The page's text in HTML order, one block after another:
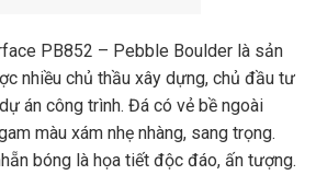
PB852 – Pebble Boulder là sản
nhiều chủ thầu xây dựng, chủ đầu tư
án công trình. Đá có vẻ bề ngoài
màu xám nhẹ nhàng, sang trọng.
bóng là họa tiết độc đáo, ấn tượng.